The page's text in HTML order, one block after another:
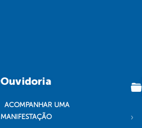
Ouvidoria
ACOMPANHAR UMA
MANIFESTAÇÃO